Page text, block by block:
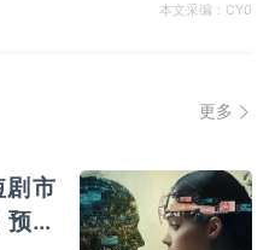
本文采编：CY0
更多
市
测